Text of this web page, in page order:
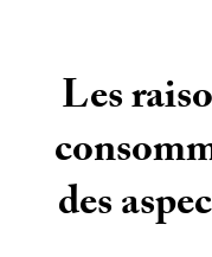
Les
des